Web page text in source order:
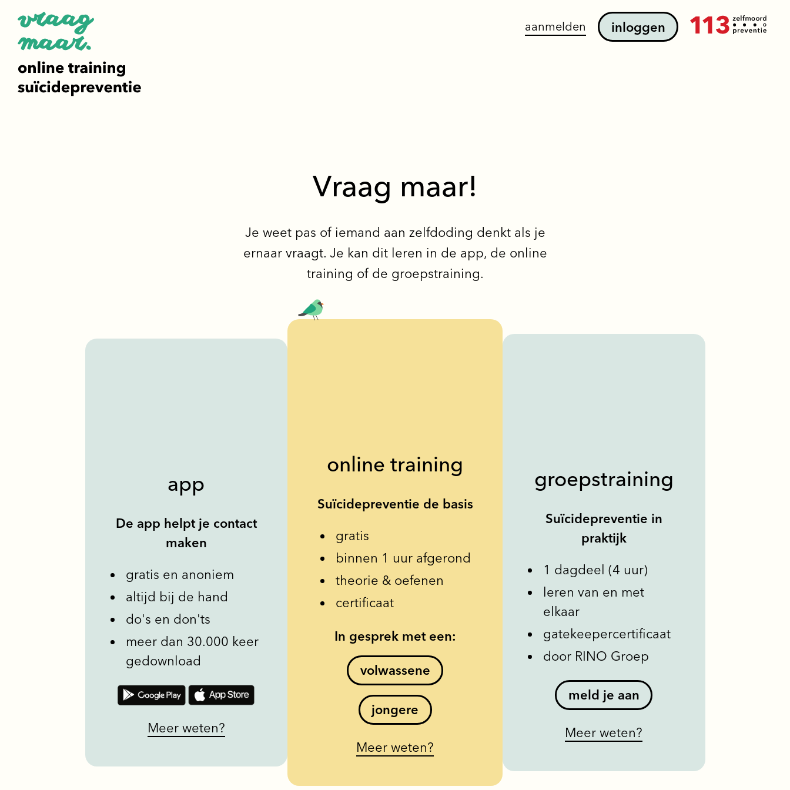
aanmelden inloggen
Vraag maar!
Je weet pas of iemand aan zelfdoding denkt als je
ernaar vraagt. Je kan dit leren in de app, de online
training of de groepstraining.
app
De app helpt je contact
maken
gratis en anoniem
altijd bij de hand
do's en don'ts
meer dan 30.000 keer
gedownload
Meer weten?
online training
Suïcidepreventie de basis
gratis
binnen 1 uur afgerond
theorie & oefenen
certificaat
In gesprek met een:
volwassene
jongere
Meer weten?
groepstraining
Suïcidepreventie in
praktijk
1 dagdeel (4 uur)
leren van en met
elkaar
gatekeepercertificaat
door RINO Groep
meld je aan
Meer weten?